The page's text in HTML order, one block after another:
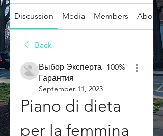
Discussion Media Members About
Back
Выбор Эксперта- 100%
Гарантия
September 11, 2023
Piano di dieta
per la femmina